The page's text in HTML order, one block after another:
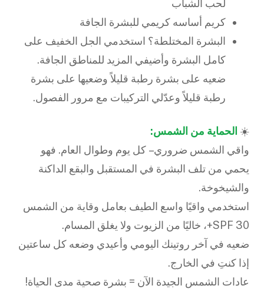
لحب الشباب
كريم أساسه كريمي للبشرة الجافة
البشرة المختلطة؟ استخدمي الجل الخفيف على
كامل البشرة وأضيفي المزيد للمناطق الجافة.
ضعيه على بشرة رطبة قليلاً وضعيها على بشرة
رطبة قليلاً وعدّلي التركيبات مع مرور الفصول.
☀️ الحماية من الشمس:
واقي الشمس ضروري – كل يوم وطوال العام. فهو
يحمي من تلف البشرة في المستقبل والبقع الداكنة
والشيخوخة.
استخدمي واقيًا واسع الطيف بعامل وقاية من الشمس
SPF 30+، خاليًا من الزيوت ولا يغلق المسام.
ضعيه في آخر روتينك اليومي وأعيدي وضعه كل ساعتين
إذا كنتِ في الخارج.
عادات الشمس الجيدة الآن = بشرة صحية مدى الحياة!